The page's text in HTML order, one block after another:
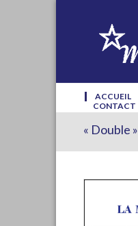
ACCUEIL
CONTACT
« Double »